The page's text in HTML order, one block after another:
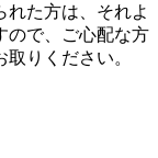
れた方は、それよ
ので、ご心配な方
りください。